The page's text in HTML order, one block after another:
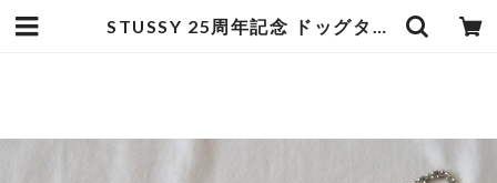
STUSSY 25周年記念 ドッグタグネックレス | goodbadstore